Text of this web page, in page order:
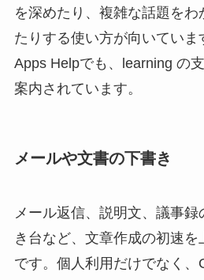
を深めたり、複雑な話題をわ
たりする使い方が向いてい
Apps Helpでも、learning の
案内されています。
メールや文書の下書き
メール返信、説明文、議事
き台など、文章作成の初速を
です。個人利用だけでなく